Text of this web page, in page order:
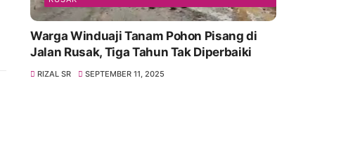
Warga Winduaji Tanam Pohon Pisang di
Jalan Rusak, Tiga Tahun Tak Diperbaiki
RIZAL SR SEPTEMBER 11, 2025